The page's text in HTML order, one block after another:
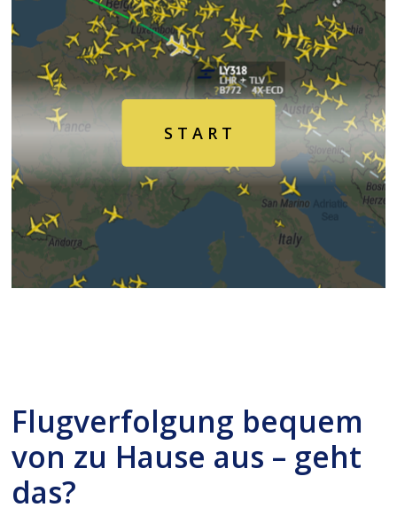
Air
Traffic
Live
S T A R T
Flugverfolgung bequem
von zu Hause aus – geht
das?